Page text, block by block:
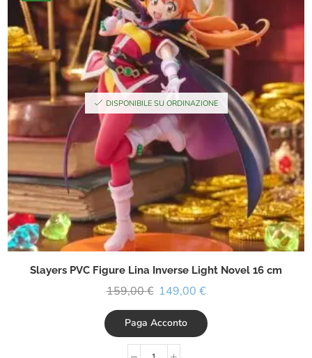
DISPONIBILE SU ORDINAZIONE
Slayers PVC Figure Lina Inverse Light Novel 16 cm
159,00€ 149,00 €
Paga Acconto